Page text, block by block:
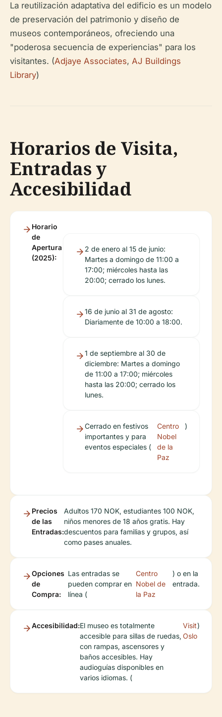
La reutilización adaptativa del edificio es un modelo
de preservación del patrimonio y diseño de
museos contemporáneos, ofreciendo una
"poderosa secuencia de experiencias" para los
visitantes. (Adjaye Associates, AJ Buildings
Library)
Horarios de Visita,
Entradas y
Accesibilidad
Horario
de
Apertura
(2025):
2 de enero al 15 de junio:
Martes a domingo de 11:00 a
17:00; miércoles hasta las
20:00; cerrado los lunes.
16 de junio al 31 de agosto:
Diariamente de 10:00 a 18:00.
1 de septiembre al 30 de
diciembre: Martes a domingo
de 11:00 a 17:00; miércoles
hasta las 20:00; cerrado los
lunes.
Cerrado en festivos
importantes y para
eventos especiales (
Centro
Nobel
de la
Paz
)
Precios
de las
Entradas:
Adultos 170 NOK, estudiantes 100 NOK,
niños menores de 18 años gratis. Hay
descuentos para familias y grupos, así
como pases anuales.
Opciones
de
Compra:
Las entradas se
pueden comprar en
línea (
Centro
Nobel de
la Paz
) o en la
entrada.
Accesibilidad:El museo es totalmente
accesible para sillas de ruedas,
con rampas, ascensores y
baños accesibles. Hay
audioguías disponibles en
varios idiomas. (
Visit
Oslo
)